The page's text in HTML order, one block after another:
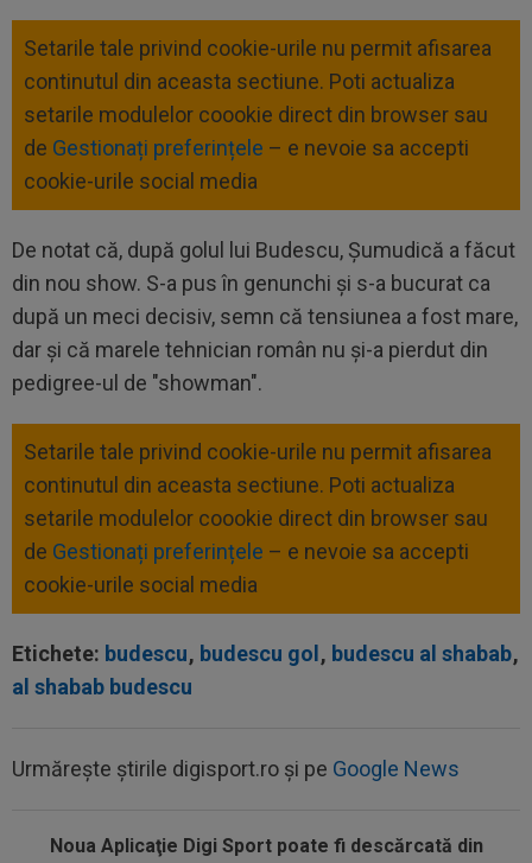
Setarile tale privind cookie-urile nu permit afisarea
continutul din aceasta sectiune. Poti actualiza
setarile modulelor coookie direct din browser sau
de Gestionați preferințele – e nevoie sa accepti
cookie-urile social media
De notat că, după golul lui Budescu, Șumudică a făcut
din nou show. S-a pus în genunchi și s-a bucurat ca
după un meci decisiv, semn că tensiunea a fost mare,
dar și că marele tehnician român nu și-a pierdut din
pedigree-ul de "showman".
Setarile tale privind cookie-urile nu permit afisarea
continutul din aceasta sectiune. Poti actualiza
setarile modulelor coookie direct din browser sau
de Gestionați preferințele – e nevoie sa accepti
cookie-urile social media
Etichete: budescu, budescu gol, budescu al shabab,
al shabab budescu
Urmărește știrile digisport.ro și pe Google News
Noua Aplicaţie Digi Sport poate fi descărcată din
dezastrul cu Tromso! ”Îi dau afară pe toți!”...